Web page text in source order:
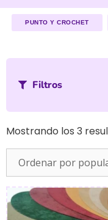
PUNTO Y CROCHET
Filtros
Mostrando los 3